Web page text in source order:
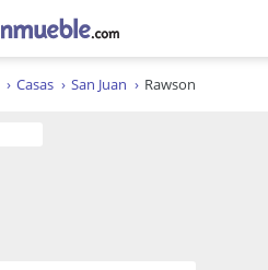
Casas San Juan Rawson